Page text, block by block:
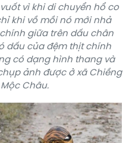
vì khi di chuyển hổ co
khi vồ mồi nó mới nhả
giữa trên dấu chân
dấu của đệm thịt chính
có dạng hình thang và
ảnh được ở xã Chiềng
Châu.